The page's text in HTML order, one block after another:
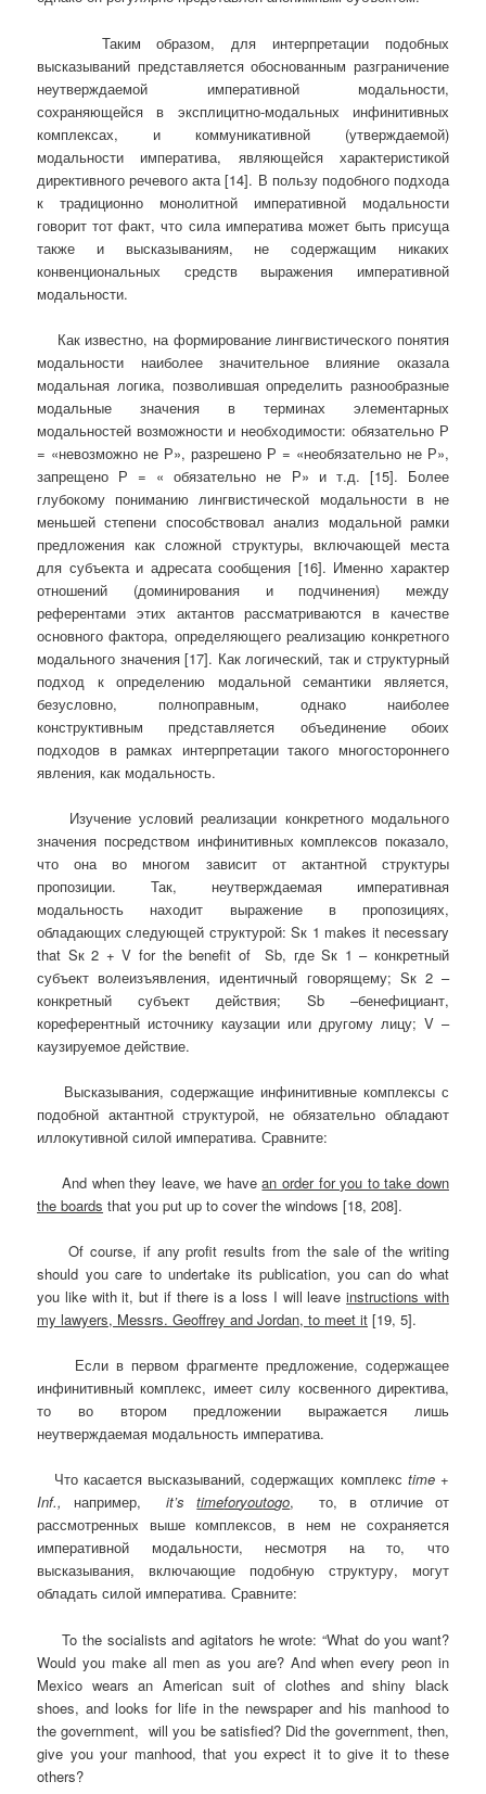
Таким образом, для интерпретации подобных
высказываний представляется обоснованным разграничение
неутверждаемой императивной модальности,
сохраняющейся в эксплицитно-модальных инфинитивных
комплексах, и коммуникативной (утверждаемой)
модальности императива, являющейся характеристикой
директивного речевого акта [14]. В пользу подобного подхода
к традиционно монолитной императивной модальности
говорит тот факт, что сила императива может быть присуща
также и высказываниям, не содержащим никаких
конвенциональных средств выражения императивной
модальности.
Как известно, на формирование лингвистического понятия
модальности наиболее значительное влияние оказала
модальная логика, позволившая определить разнообразные
модальные значения в терминах элементарных
модальностей возможности и необходимости: обязательно Р
= «невозможно не Р», разрешено Р = «необязательно не Р»,
запрещено Р = « обязательно не Р» и т.д. [15]. Более
глубокому пониманию лингвистической модальности в не
меньшей степени способствовал анализ модальной рамки
предложения как сложной структуры, включающей места
для субъекта и адресата сообщения [16]. Именно характер
отношений (доминирования и подчинения) между
референтами этих актантов рассматриваются в качестве
основного фактора, определяющего реализацию конкретного
модального значения [17]. Как логический, так и структурный
подход к определению модальной семантики является,
безусловно, полноправным, однако наиболее
конструктивным представляется объединение обоих
подходов в рамках интерпретации такого многостороннего
явления, как модальность.
Изучение условий реализации конкретного модального
значения посредством инфинитивных комплексов показало,
что она во многом зависит от актантной структуры
пропозиции. Так, неутверждаемая императивная
модальность находит выражение в пропозициях,
обладающих следующей структурой: Sк 1 makes it necessary
that Sк 2 + V for the benefit of Sb, где Sк 1 – конкретный
субъект волеизъявления, идентичный говорящему; Sк 2 –
конкретный субъект действия; Sb –бенефициант,
кореферентный источнику каузации или другому лицу; V –
каузируемое действие.
Высказывания, содержащие инфинитивные комплексы с
подобной актантной структурой, не обязательно обладают
иллокутивной силой императива. Сравните:
And when they leave, we havean order for you to take down
the boards that you put up to cover the windows [18, 208].
Of course, if any profit results from the sale of the writing
should you care to undertake its publication, you can do what
you like with it, but if there is a loss I will leaveinstructions with
my lawyers, Messrs. Geoffrey and Jordan, to meet it [19, 5].
Если в первом фрагменте предложение, содержащее
инфинитивный комплекс, имеет силу косвенного директива,
то во втором предложении выражается лишь
неутверждаемая модальность императива.
Что касается высказываний, содержащих комплекс time +
Inf., например,it’s timeforyoutogo, то, в отличие от
рассмотренных выше комплексов, в нем не сохраняется
императивной модальности, несмотря на то, что
высказывания, включающие подобную структуру, могут
обладать силой императива. Сравните:
To the socialists and agitators he wrote: “What do you want?
Would you make all men as you are? And when every peon in
Mexico wears an American suit of clothes and shiny black
shoes, and looks for life in the newspaper and his manhood to
the government, will you be satisfied? Did the government, then,
give you your manhood, that you expect it to give it to these
others?